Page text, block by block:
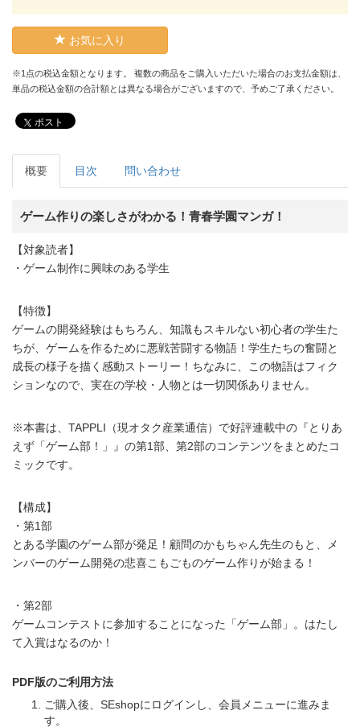
お気に入り
※1点の税込金額となります。 複数の商品をご購入いただいた場合のお支払金額は、
単品の税込金額の合計額とは異なる場合がございますので、予めご了承ください。
ポスト
概要 目次 問い合わせ
ゲーム作りの楽しさがわかる！青春学園マンガ！
【対象読者】
・ゲーム制作に興味のある学生
【特徴】
ゲームの開発経験はもちろん、知識もスキルない初心者の学生た
ちが、ゲームを作るために悪戦苦闘する物語！学生たちの奮闘と
成長の様子を描く感動ストーリー！ちなみに、この物語はフィク
ションなので、実在の学校・人物とは一切関係ありません。
※本書は、TAPPLI（現オタク産業通信）で好評連載中の『とりあ
えず「ゲーム部！」』の第1部、第2部のコンテンツをまとめたコ
ミックです。
【構成】
・第1部
とある学園のゲーム部が発足！顧問のかもちゃん先生のもと、メ
ンバーのゲーム開発の悲喜こもごものゲーム作りが始まる！
・第2部
ゲームコンテストに参加することになった「ゲーム部」。はたし
て入賞はなるのか！
PDF版のご利用方法
ご購入後、SEshopにログインし、会員メニューに進みま
す。